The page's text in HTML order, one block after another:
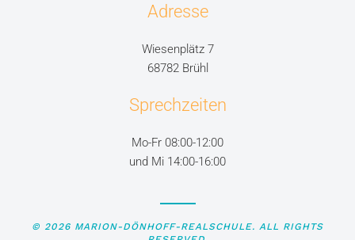
Adresse
Wiesenplätz 7
68782 Brühl
Sprechzeiten
Mo-Fr 08:00-12:00
und Mi 14:00-16:00
© 2026 MARION-DÖNHOFF-REALSCHULE. ALL RIGHTS